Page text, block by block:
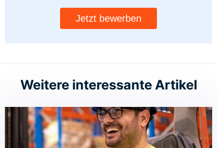
Jetzt bewerben
Weitere interessante Artikel